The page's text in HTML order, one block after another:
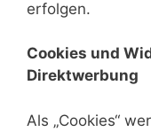
erfolgen.
Cookies und
Direktwerbung
Als „Cookies“